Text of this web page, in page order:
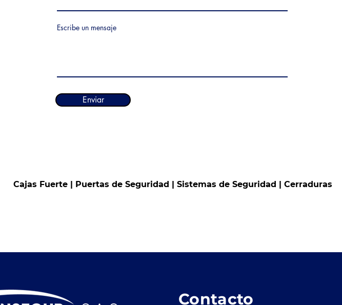
Escribe un mensaje
Enviar
Cajas Fuerte | Puertas de Seguridad | Sistemas de Seguridad | Cerraduras
Contacto